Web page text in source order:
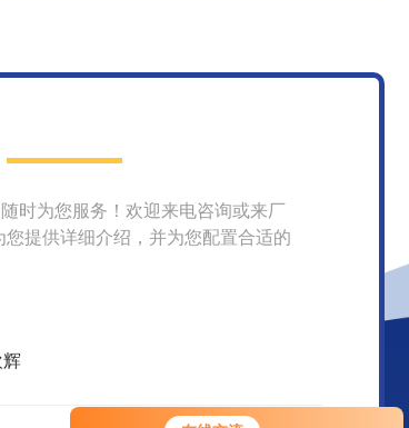
时为您服务！欢迎来电咨询或来厂
提供详细介绍，并为您配置合适的